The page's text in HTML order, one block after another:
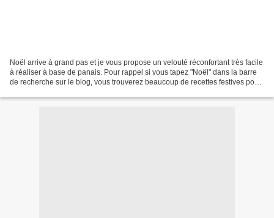
Noël arrive à grand pas et je vous propose un velouté réconfortant très facile
à réaliser à base de panais. Pour rappel si vous tapez "Noël" dans la barre
de recherche sur le blog, vous trouverez beaucoup de recettes festives pour